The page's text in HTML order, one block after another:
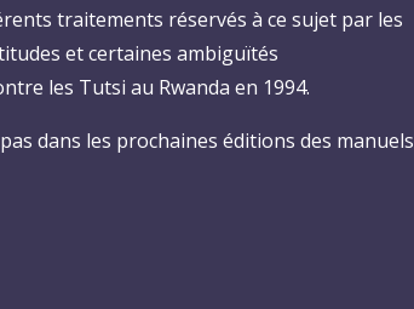
traitements réservés à ce sujet par les
et certaines ambiguïtés
les Tutsi au Rwanda en 1994.
dans les prochaines éditions des manuels